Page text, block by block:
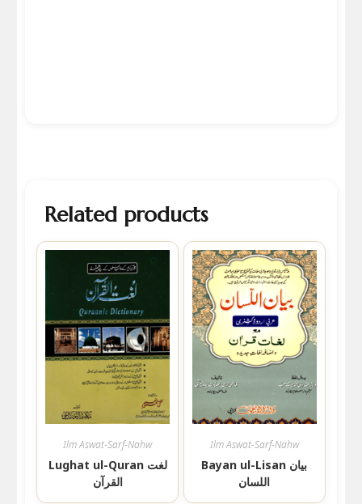
Related products
Ilm Aswat-Sarf-Nahw
Lughat ul-Quran لغت
القرآن
Ilm Aswat-Sarf-Nahw
Bayan ul-Lisan بیان
اللسان